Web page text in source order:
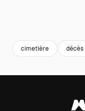
cimetière décès